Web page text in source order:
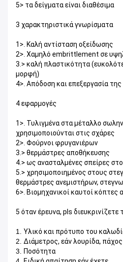
5> τα δείγματα είναι διαθέσιμα
3 χαρακτηριστικά γνωρίσματα
1>. Καλή αντίσταση οξείδωσης
2>. Χαμηλό embrittlement σε
3.> καλή πλαστικότητα
μορφή)
4>. Απόδοση και επεξεργασία της
4 εφαρμογές
1>. Τυλιγμένα στα μέταλλο
χρησιμοποιούνται στις σχάρες
2>. Φούρνοι φρυγανιέρων
3.> θερμάστρες αποθήκευσης
4.> ως ανασταλμένες σπείρες
5.> χρησιμοποιημένος στους
θερμάστρες ανεμιστήρων,
6>. Βιομηχανικοί καυτοί
5 όταν έρευνα, pls διευκρινίζετε
1. Υλικό και πρότυπο του
2. Διάμετρος, εάν λουρίδα,
3. Ποσότητα